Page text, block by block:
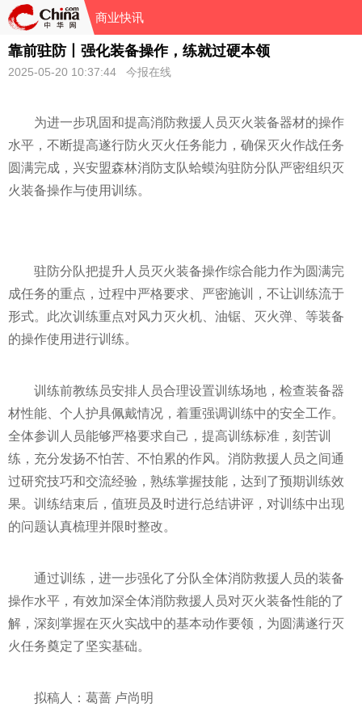
商业快讯
靠前驻防丨强化装备操作，练就过硬本领
2025-05-20 10:37:44 今报在线
为进一步巩固和提高消防救援人员灭火装备器材的操作
水平，不断提高遂行防火灭火任务能力，确保灭火作战任务
圆满完成，兴安盟森林消防支队蛤蟆沟驻防分队严密组织灭
火装备操作与使用训练。
驻防分队把提升人员灭火装备操作综合能力作为圆满完
成任务的重点，过程中严格要求、严密施训，不让训练流于
形式。此次训练重点对风力灭火机、油锯、灭火弹、等装备
的操作使用进行训练。
训练前教练员安排人员合理设置训练场地，检查装备器
材性能、个人护具佩戴情况，着重强调训练中的安全工作。
全体参训人员能够严格要求自己，提高训练标准，刻苦训
练，充分发扬不怕苦、不怕累的作风。消防救援人员之间通
过研究技巧和交流经验，熟练掌握技能，达到了预期训练效
果。训练结束后，值班员及时进行总结讲评，对训练中出现
的问题认真梳理并限时整改。
通过训练，进一步强化了分队全体消防救援人员的装备
操作水平，有效加深全体消防救援人员对灭火装备性能的了
解，深刻掌握在灭火实战中的基本动作要领，为圆满遂行灭
火任务奠定了坚实基础。
拟稿人：葛蔷 卢尚明